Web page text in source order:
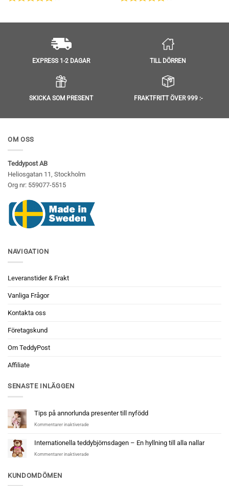
EXPRESS 1-2 DAGAR TILL DÖRREN
SKICKA SOM PRESENT FRAKTFRITT ÖVER 999 :-
OM OSS
Teddypost AB
Heliosgatan 11, Stockholm
Org nr: 559077-5515
NAVIGATION
Leveranstider & Frakt
Vanliga Frågor
Kontakta oss
Företagskund
Om TeddyPost
Affiliate
SENASTE INLÄGGEN
Tips på annorlunda presenter till nyfödd
Kommentarer inaktiveradeför
på
annorlunda
presenter
Internationella teddybjörnsdagen – En hyllning till alla nallar
Kommentarer inaktiveradeför
KUNDOMDÖMEN